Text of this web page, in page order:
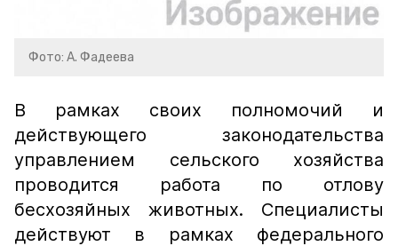
Фото: А. Фадеева
В рамках своих полномочий и
действующего законодательства
управлением сельского хозяйства
проводится работа по отлову
бесхозяйных животных. Специалисты
действуют в рамках федерального